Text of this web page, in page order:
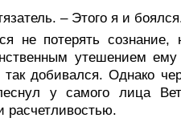
– Этого я и
не потерять сознание,
утешением
добивался. Однако
у самого лица
расчетливостью.